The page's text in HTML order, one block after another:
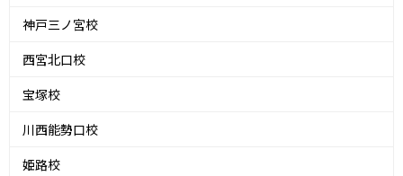
神戸三ノ宮校
西宮北口校
宝塚校
川西能勢口校
姫路校